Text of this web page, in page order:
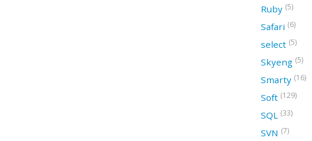
Ruby (5)
Safari (6)
select (5)
Skyeng (5)
Smarty (16)
Soft (129)
SQL (33)
SVN (7)